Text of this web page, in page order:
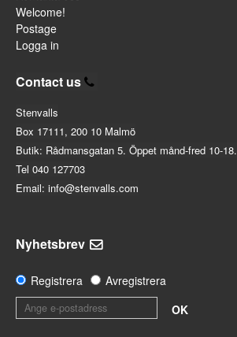
Welcome!
Postage
Logga in
Contact us
Stenvalls
Box 17111, 200 10 Malmö
Butik: Rådmansgatan 5. Öppet månd-fred 10-18.
Tel 040 127703
Email: info@stenvalls.com
Nyhetsbrev
Registrera
Avregistrera
OK